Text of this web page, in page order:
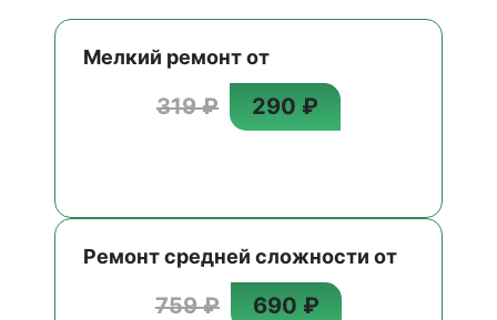
Мелкий ремонт от
319 ₽ 290 ₽
Ремонт средней сложности от
759 ₽ 690 ₽